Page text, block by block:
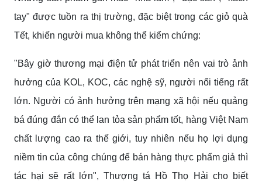
tay" được tuồn ra thị trường, đặc biệt trong các giỏ quà
Tết, khiến người mua không thể kiểm chứng:
"Bây giờ thương mại điện tử phát triển nên vai trò ảnh
hưởng của KOL, KOC, các nghệ sỹ, người nổi tiếng rất
lớn. Người có ảnh hưởng trên mạng xã hội nếu quảng
bá đúng đắn có thể lan tỏa sản phẩm tốt, hàng Việt Nam
chất lượng cao ra thế giới, tuy nhiên nếu họ lợi dụng
niềm tin của công chúng để bán hàng thực phẩm giả thì
tác hại sẽ rất lớn", Thượng tá Hồ Thọ Hải cho biết